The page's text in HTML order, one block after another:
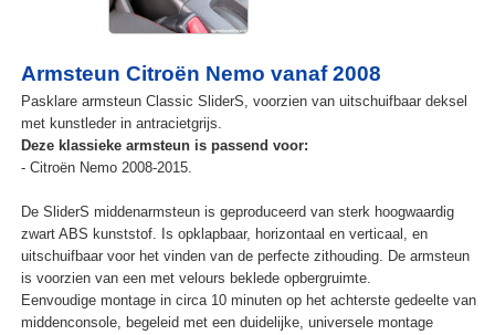
Armsteun Citroën Nemo vanaf 2008
Pasklare armsteun Classic SliderS, voorzien van uitschuifbaar deksel
met kunstleder in antracietgrijs.
Deze klassieke armsteun is passend voor:
- Citroën Nemo 2008-2015.
De SliderS middenarmsteun is geproduceerd van sterk hoogwaardig
zwart ABS kunststof. Is opklapbaar, horizontaal en verticaal, en
uitschuifbaar voor het vinden van de perfecte zithouding. De armsteun
is voorzien van een met velours beklede opbergruimte.
Eenvoudige montage in circa 10 minuten op het achterste gedeelte van
middenconsole, begeleid met een duidelijke, universele montage